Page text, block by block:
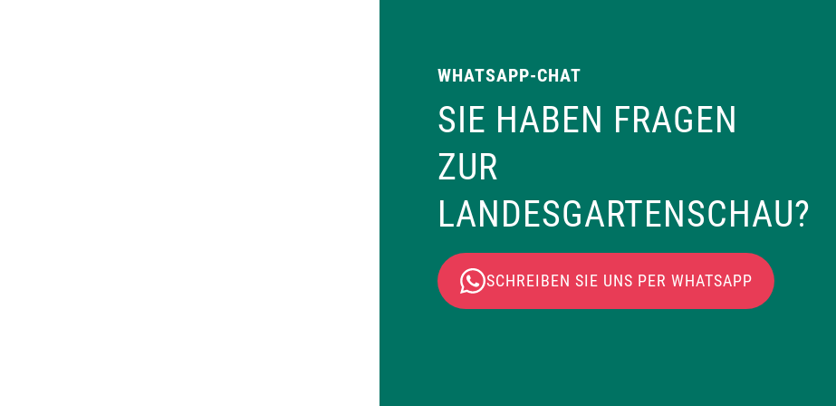
WHATSAPP-CHAT
SIE HABEN FRAGEN
ZUR
LANDESGARTENSCHAU?
SCHREIBEN SIE UNS PER WHATSAPP